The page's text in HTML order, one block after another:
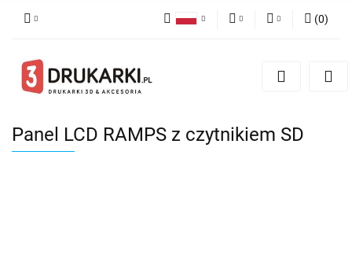
English
Zarejestruj się
(0)
Panel LCD RAMPS z czytnikiem SD